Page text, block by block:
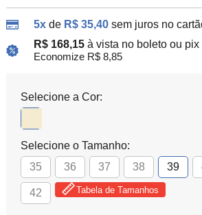
5xde R$ 35,40 sem juros no
R$ 168,15 à vista no boleto ou pix
Economize R$ 8,85
Selecione a Cor:
Selecione o Tamanho:
35
36 37 38 39
42 Tabela de Tamanhos